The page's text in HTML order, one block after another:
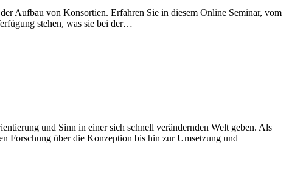
Aufbau von Konsortien. Erfahren Sie in diesem Online Seminar, vom
stehen, was sie bei der…
und Sinn in einer sich schnell verändernden Welt geben. Als
Forschung über die Konzeption bis hin zur Umsetzung und